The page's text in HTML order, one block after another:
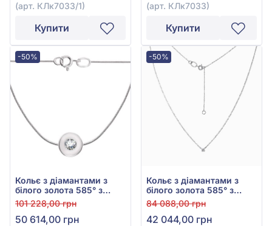
(арт. КЛк7033/1)
Купити
(арт. КЛк7033)
Купити
-50%
Кольє з діамантами з
білого золота 585° з
діамантом 0,11ct, арт.
704-008
101 228,00 грн
50 614,00 грн
-50%
Кольє з діамантами з
білого золота 585° з
діамантом 0,23ct, арт.
КЛк7032/1
84 088,00 грн
42 044,00 грн